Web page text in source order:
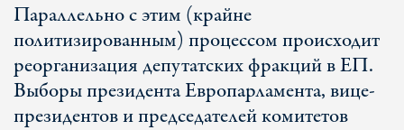
Параллельно с этим (крайне
политизированным) процессом происходит
реорганизация депутатских фракций в ЕП.
Выборы президента Европарламента, вице-
президентов и председателей комитетов